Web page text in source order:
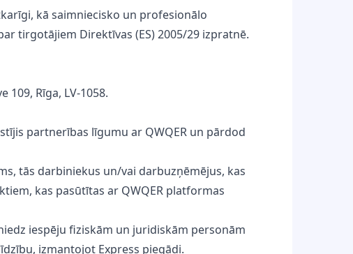
kā saimniecisko un profesionālo
tirgotājiem Direktīvas (ES) 2005/29 izpratnē.
109, Rīga, LV-1058.
partnerības līgumu ar QWQER un pārdod
tās darbiniekus un/vai darbuzņēmējus, kas
kas pasūtītas ar QWQER platformas
iespēju fiziskām un juridiskām personām
izmantojot Express piegādi.